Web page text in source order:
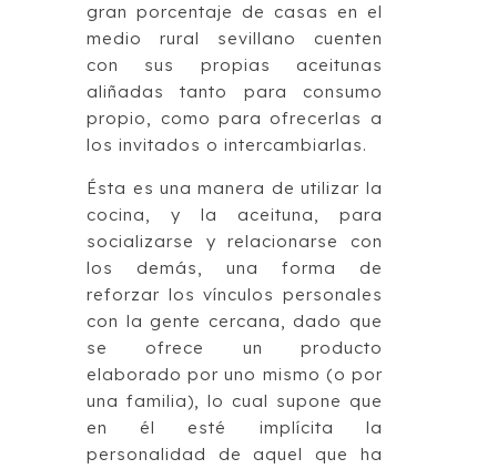
gran porcentaje de casas en el
medio rural sevillano cuenten
con sus propias aceitunas
aliñadas tanto para consumo
propio, como para ofrecerlas a
los invitados o intercambiarlas.
Ésta es una manera de utilizar la
cocina, y la aceituna, para
socializarse y relacionarse con
los demás, una forma de
reforzar los vínculos personales
con la gente cercana, dado que
se ofrece un producto
elaborado por uno mismo (o por
una familia), lo cual supone que
en él esté implícita la
personalidad de aquel que ha